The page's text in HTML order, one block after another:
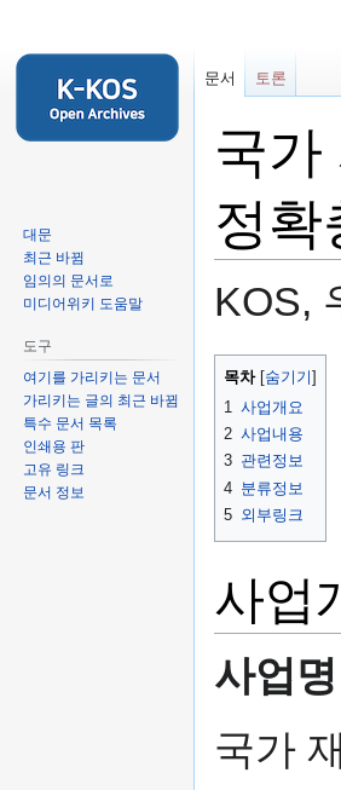
국가
정확
KOS,
둘
가
기
검
기
목차
1 사업개요
2 사업내용
3 관련정보
4 분류정보
5 외부링크
사업
사업명
국가
문서 토론
대문
최근 바뀜
임의의 문서로
미디어위키 도움말
도구
여기를 가리키는 문서
가리키는 글의 최근 바뀜
특수 문서 목록
인쇄용 판
고유 링크
문서 정보